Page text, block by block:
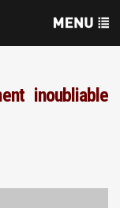
inoubliable